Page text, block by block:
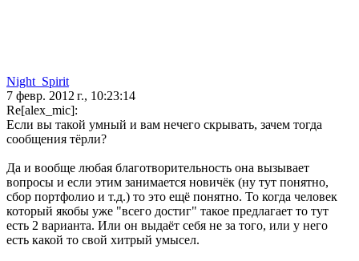
Night_Spirit
7 февр. 2012 г., 10:23:14
Re[alex_mic]:
Если вы такой умный и вам нечего скрывать, зачем тогда
сообщения тёрли?
Да и вообще любая благотворительность она вызывает
вопросы и если этим занимается новичёк (ну тут понятно,
сбор портфолио и т.д.) то это ещё понятно. То когда человек
который якобы уже "всего достиг" такое предлагает то тут
есть 2 варианта. Или он выдаёт себя не за того, или у него
есть какой то свой хитрый умысел.